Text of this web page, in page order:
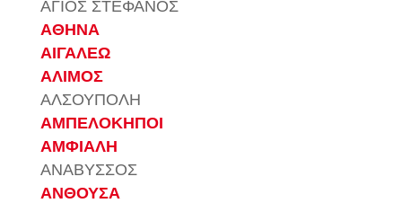
ΑΓΙΟΣ ΣΤΕΦΑΝΟΣ
ΑΘΗΝΑ
ΑΙΓΑΛΕΩ
ΑΛΙΜΟΣ
ΑΛΣΟΥΠΟΛΗ
ΑΜΠΕΛΟΚΗΠΟΙ
ΑΜΦΙΑΛΗ
ΑΝΑΒΥΣΣΟΣ
ΑΝΘΟΥΣΑ